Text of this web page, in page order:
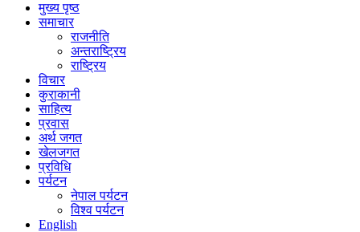
मुख्य पृष्ठ
समाचार
राजनीति
अन्तराष्ट्रिय
राष्ट्रिय
विचार
कुराकानी
साहित्य
प्रवास
अर्थ जगत
खेलजगत
प्रविधि
पर्यटन
नेपाल पर्यटन
विश्व पर्यटन
English